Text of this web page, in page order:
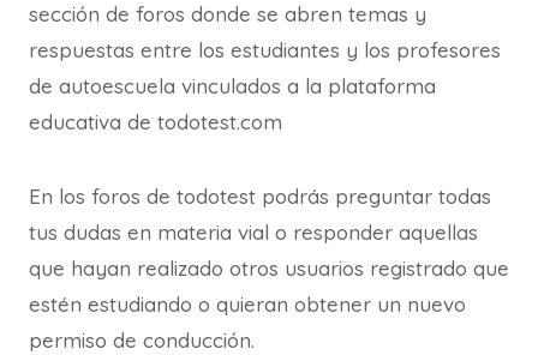
sección de foros donde se abren temas y
respuestas entre los estudiantes y los profesores
de autoescuela vinculados a la plataforma
educativa de todotest.com
En los foros de todotest podrás preguntar todas
tus dudas en materia vial o responder aquellas
que hayan realizado otros usuarios registrado que
estén estudiando o quieran obtener un nuevo
permiso de conducción.